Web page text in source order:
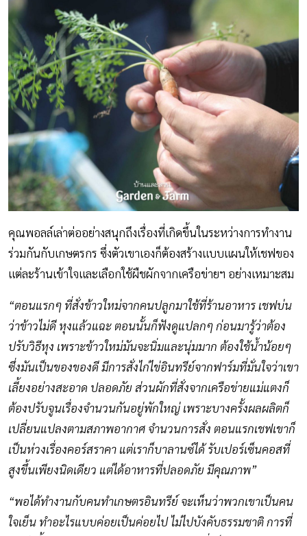
คุณพอลล์เล่าต่ออย่างสนุกถึงเรื่องที่เกิดขึ้นในระหว่างการทำงาน
ร่วมกันกับเกษตรกร ซึ่งตัวเขาเองก็ต้องสร้างแบบแผนให้เชฟของ
แต่ละร้านเข้าใจและเลือกใช้ผืชผักจากเครือข่ายฯ อย่างเหมาะสม
“ตอนแรกๆ ที่สั่งข้าวใหม่จากคนปลูกมาใช้ที่ร้านอาหาร เชฟบ่น
ว่าข้าวไม่ดี หุงแล้วแฉะ ตอนนั้นก็ฟังดูแปลกๆ ก่อนมารู้ว่าต้อง
ปรับวิธีหุง เพราะข้าวใหม่มันจะนิ่มและนุ่มมาก ต้องใช้น้ำน้อยๆ
ซึ่งมันเป็นของของดี มีการสั่งไก่ไข่อินทรีย์จากฟาร์มที่มั่นใจว่าเขา
เลี้ยงอย่างสะอาด ปลอดภัย ส่วนผักที่สั่งจากเครือข่ายแม่แตงก็
ต้องปรับจูนเรื่องจำนวนกันอยู่พักใหญ่ เพราะบางครั้งผลผลิตก็
เปลี่ยนแปลงตามสภาพอากาศ จำนวนการสั่ง ตอนแรกเชฟเขาก็
เป็นห่วงเรื่องคอร์สราคา แต่เราก็บาลานซ์ได้ รับเปอร์เซ็นคอสที่
สูงขึ้นเพียงนิดเดียว แต่ได้อาหารที่ปลอดภัย มีคุณภาพ”
“พอได้ทำงานกับคนทำเกษตรอินทรีย์ จะเห็นว่าพวกเขาเป็นคน
ใจเย็น ทำอะไรแบบค่อยเป็นค่อยไป ไม่ไปบังคับธรรมชาติ การที่